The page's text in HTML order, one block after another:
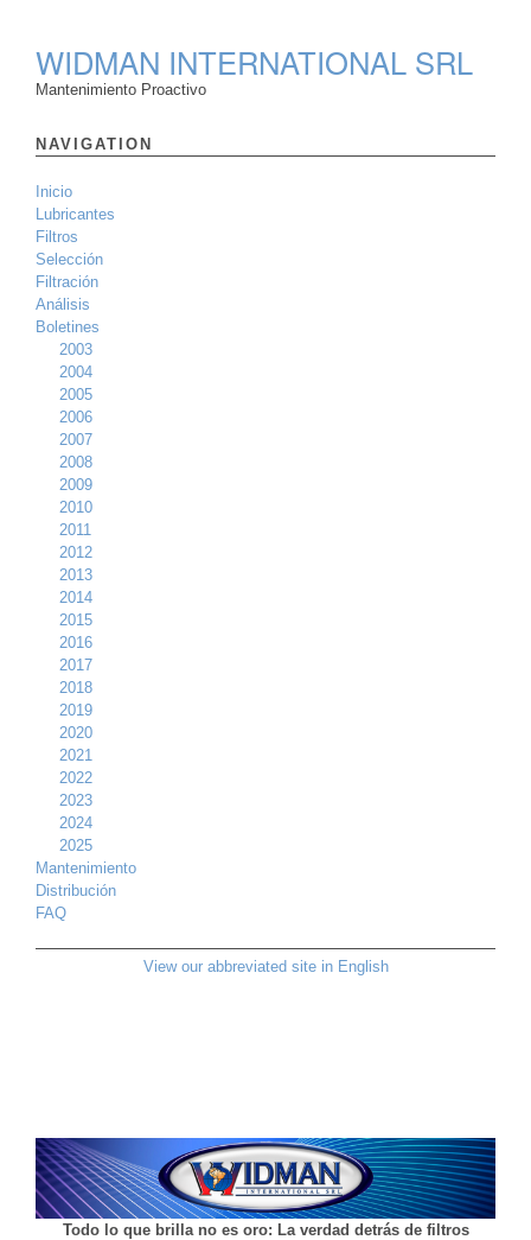
WIDMAN INTERNATIONAL SRL
Mantenimiento Proactivo
NAVIGATION
Inicio
Lubricantes
Filtros
Selección
Filtración
Análisis
Boletines
2003
2004
2005
2006
2007
2008
2009
2010
2011
2012
2013
2014
2015
2016
2017
2018
2019
2020
2021
2022
2023
2024
2025
Mantenimiento
Distribución
FAQ
View our abbreviated site in English
Todo lo que brilla no es oro: La verdad detrás de filtros